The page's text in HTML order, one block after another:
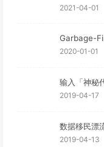
2021-04-01
Garbage-
2020-01-01
输入「神秘
2019-04-17
数据移民漂
2019-04-13